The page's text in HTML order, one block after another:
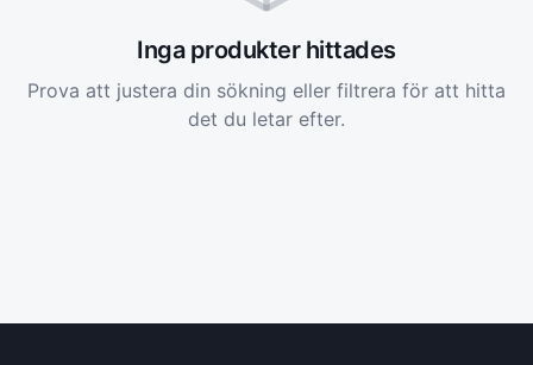
Inga produkter hittades
Prova att justera din sökning eller filtrera för att hitta
det du letar efter.